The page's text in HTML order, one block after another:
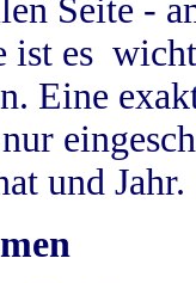
Seite -
ist es
Eine
und Jahr.